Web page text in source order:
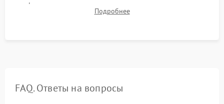
фокуса, контрастности и цветопередачи на тестовых
таблицах. Проверка работы всех видеовходов и кнопок
Подробнее
FAQ. Ответы на вопросы